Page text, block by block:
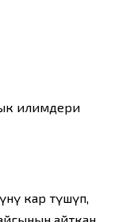
илимдери
кар түшүп,